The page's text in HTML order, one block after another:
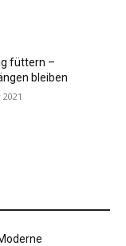
füttern –
bleiben